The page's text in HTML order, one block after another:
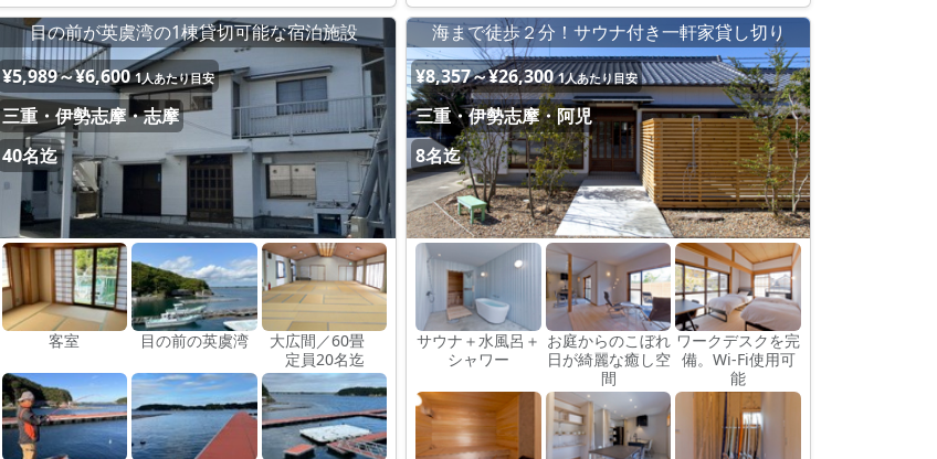
目の前が英虞湾の1棟貸切可能な宿泊施設
¥5,989～¥6,600 1人あたり目安
三重・伊勢志摩・志摩
40名迄
客室 目の前の英虞湾
大広間／60畳
定員20名迄
海まで徒歩２分！サウナ付き一軒家貸し切り
¥8,357～¥26,300 1人あたり目安
三重・伊勢志摩・阿児
8名迄
サウナ＋水風呂＋
シャワー
お庭からのこぼれ
日が綺麗な癒し空
間
ワークデスクを完
備。Wi-Fi使用可
能